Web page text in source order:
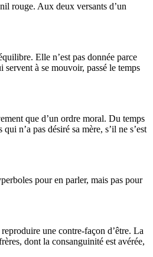
rouge. Aux deux versants d’un
Elle n’est pas donnée parce
à se mouvoir, passé le temps
que d’un ordre moral. Du temps
n’a pas désiré sa mère, s’il ne s’est
pour en parler, mais pas pour
une contre-façon d’être. La
dont la consanguinité est avérée,